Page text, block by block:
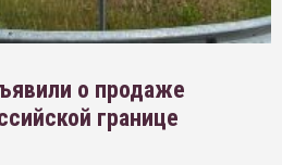
о продаже
границе